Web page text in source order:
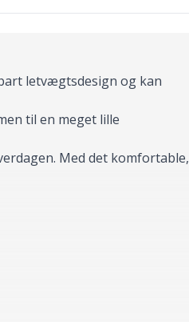
letvægtsdesign og kan
til en meget lille
Med det komfortable,